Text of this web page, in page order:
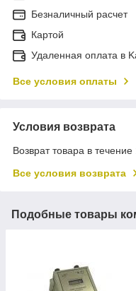
Безналичный расчет
Картой
Удаленная оплата в
Все условия оплаты
Условия возврата
Возврат товара в
Все условия возврата
Подобные товары